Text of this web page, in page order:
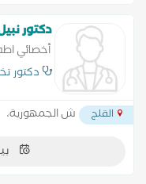
دكتور
أخصائي
دكتور
القلج ش الجمهورية،